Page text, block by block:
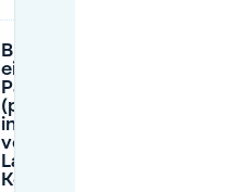
Brauche ich
eine
Parkscheibe
(parkeerschijf)
in der Nähe
von De
Lachende
Koe?